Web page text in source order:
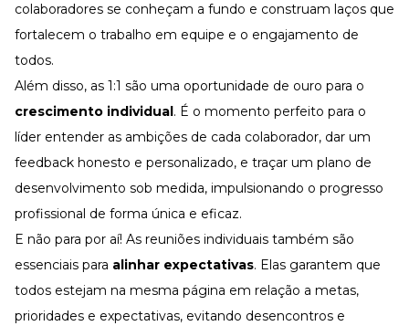
colaboradores se conheçam a fundo e construam laços que
fortalecem o trabalho em equipe e o engajamento de
todos.
Além disso, as 1:1 são uma oportunidade de ouro para o
crescimento individual . É o momento perfeito para o
líder entender as ambições de cada colaborador, dar um
feedback honesto e personalizado, e traçar um plano de
desenvolvimento sob medida, impulsionando o progresso
profissional de forma única e eficaz.
E não para por aí! As reuniões individuais também são
essenciais para alinhar expectativas. Elas garantem que
todos estejam na mesma página em relação a metas,
prioridades e expectativas, evitando desencontros e